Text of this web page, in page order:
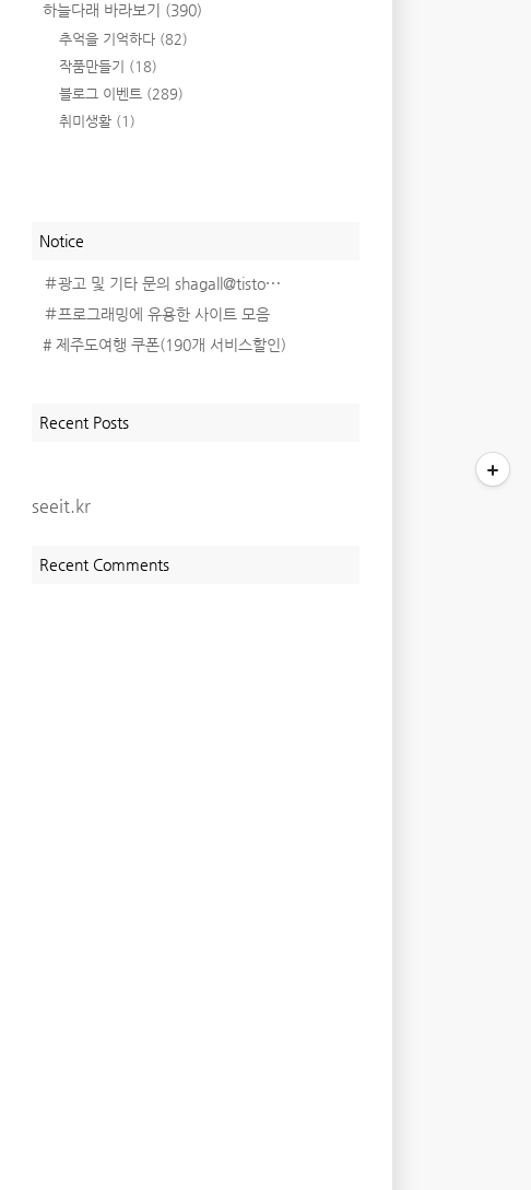
하늘다래 바라보기 (390)
추억을 기억하다 (82)
작품만들기 (18)
블로그 이벤트 (289)
취미생활 (1)
Notice
＃광고 및 기타 문의 shagall@tisto⋯
＃프로그래밍에 유용한 사이트 모음
# 제주도여행 쿠폰(190개 서비스할인)
Recent Posts
seeit.kr
Recent Comments